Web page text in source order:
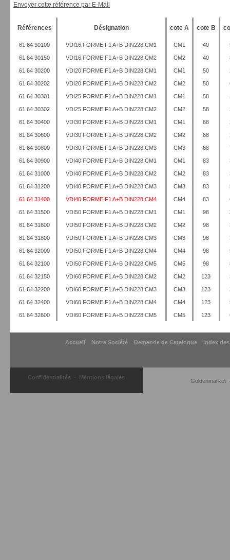
Goldenmarket
Envoyer cette référence par E-Mail
Références Désignation cote A cote B
61 64 30100 VDI16 FORME F1 A+B DIN228 CM1 CM1 40
61 64 30150 VDI16 FORME F1 A+B DIN228 CM2 CM2 40
61 64 30200 VDI20 FORME F1 A+B DIN228 CM1 CM1 50
61 64 30202 VDI20 FORME F1 A+B DIN228 CM2 CM2 50
61 64 30301 VDI25 FORME F1 A+B DIN228 CM1 CM1 58
61 64 30302 VDI25 FORME F1 A+B DIN228 CM2 CM2 58
61 64 30400 VDI30 FORME F1 A+B DIN228 CM1 CM1 68
61 64 30600 VDI30 FORME F1 A+B DIN228 CM2 CM2 68
61 64 30800 VDI30 FORME F1 A+B DIN228 CM3 CM3 68
61 64 30900 VDI40 FORME F1 A+B DIN228 CM1 CM1 83
61 64 31000 VDI40 FORME F1 A+B DIN228 CM2 CM2 83
61 64 31200 VDI40 FORME F1 A+B DIN228 CM3 CM3 83
61 64 31400 VDI40 FORME F1 A+B DIN228 CM4 CM4 83
61 64 31500 VDI50 FORME F1 A+B DIN228 CM1 CM1 98
61 64 31600 VDI50 FORME F1 A+B DIN228 CM2 CM2 98
61 64 31800 VDI50 FORME F1 A+B DIN228 CM3 CM3 98
61 64 32000 VDI50 FORME F1 A+B DIN228 CM4 CM4 98
61 64 32100 VDI50 FORME F1 A+B DIN228 CM5 CM5 98
61 64 32150 VDI60 FORME F1 A+B DIN228 CM2 CM2 123
61 64 32200 VDI60 FORME F1 A+B DIN228 CM3 CM3 123
61 64 32400 VDI60 FORME F1 A+B DIN228 CM4 CM4 123
61 64 32600 VDI60 FORME F1 A+B DIN228 CM5 CM5 123
Accueil Notre Société Demande de Catalogue Index
Confidentialités Mentions légales